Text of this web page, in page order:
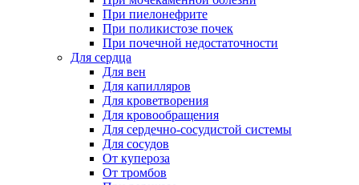
При пиелонефрите
При поликистозе почек
При почечной недостаточности
Для сердца
Для вен
Для капилляров
Для кроветворения
Для кровообращения
Для сердечно-сосудистой системы
Для сосудов
От купероза
От тромбов